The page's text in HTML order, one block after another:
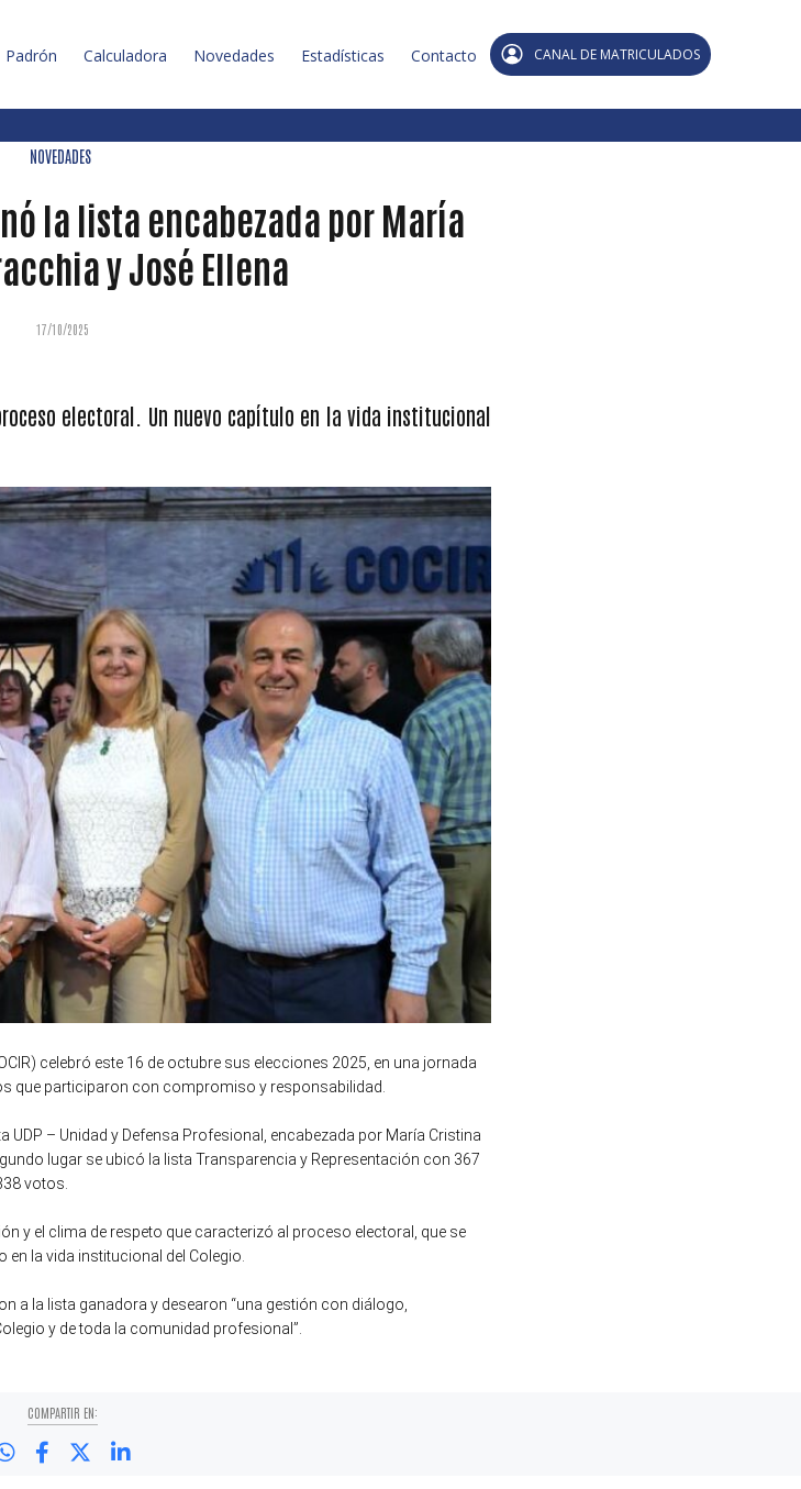
Padrón Calculadora Novedades Estadísticas Contacto CANAL DE MATRICULADOS
NOVEDADES
la lista encabezada por María
y José Ellena
17/10/2025
electoral. Un nuevo capítulo en la vida institucional
celebró este 16 de octubre sus elecciones 2025, en una jornada
que participaron con compromiso y responsabilidad.
– Unidad y Defensa Profesional, encabezada por María Cristina
lugar se ubicó la lista Transparencia y Representación con 367
votos.
y el clima de respeto que caracterizó al proceso electoral, que se
la vida institucional del Colegio.
a la lista ganadora y desearon “una gestión con diálogo,
y de toda la comunidad profesional”.
COMPARTIR EN: